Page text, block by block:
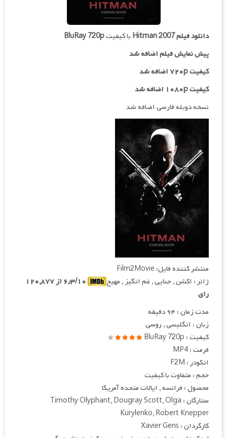
دانلود فیلمHitman 2007 با کیفیتBluRay 720p
پیش نمایش فیلم اضافه شد
کیفیت ۷۲۰p اضافه شد
کیفیت ۱۰۸۰p اضافه شد
نسخه دوبله فارسی اضافه شد
منتشر کننده فایل: Film2Movie
ژانر : اکشن , جنایی , غم انگیز , مهیج
۶٫۳/۱۰ از ۱۲۰,۸۷۷
رای
مدت زمان : ۹۴ دقیقه
زبان : انگلیسی , روسی
کیفیت : BluRay 720p
فرمت : MP4
انکودر : F2M
حجم : متفاوت با کیفیت
محصول : فرانسه , ایالات متحده آمریکا
ستارگان : Timothy Olyphant, Dougray Scott, Olga
Kurylenko, Robert Knepper
کارگردان : Xavier Gens